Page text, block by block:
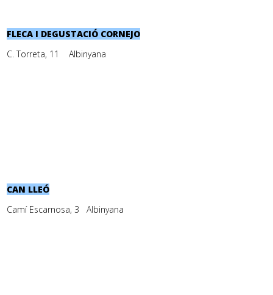
FLECA I DEGUSTACIÓ CORNEJO
C. Torreta, 11 Albinyana
CAN LLEÓ
Camí Escarnosa, 3 Albinyana